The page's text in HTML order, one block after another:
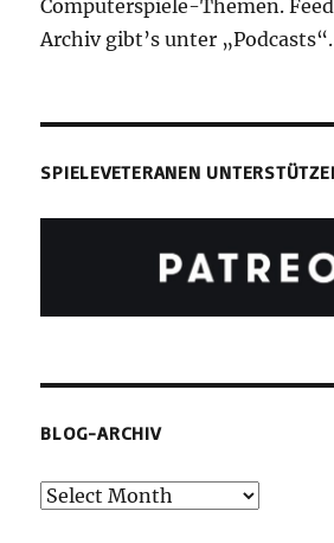
Computerspiele-Themen.
Archiv gibt’s unter „Podcasts“.
SPIELEVETERANEN
BLOG-ARCHIV
Blog-